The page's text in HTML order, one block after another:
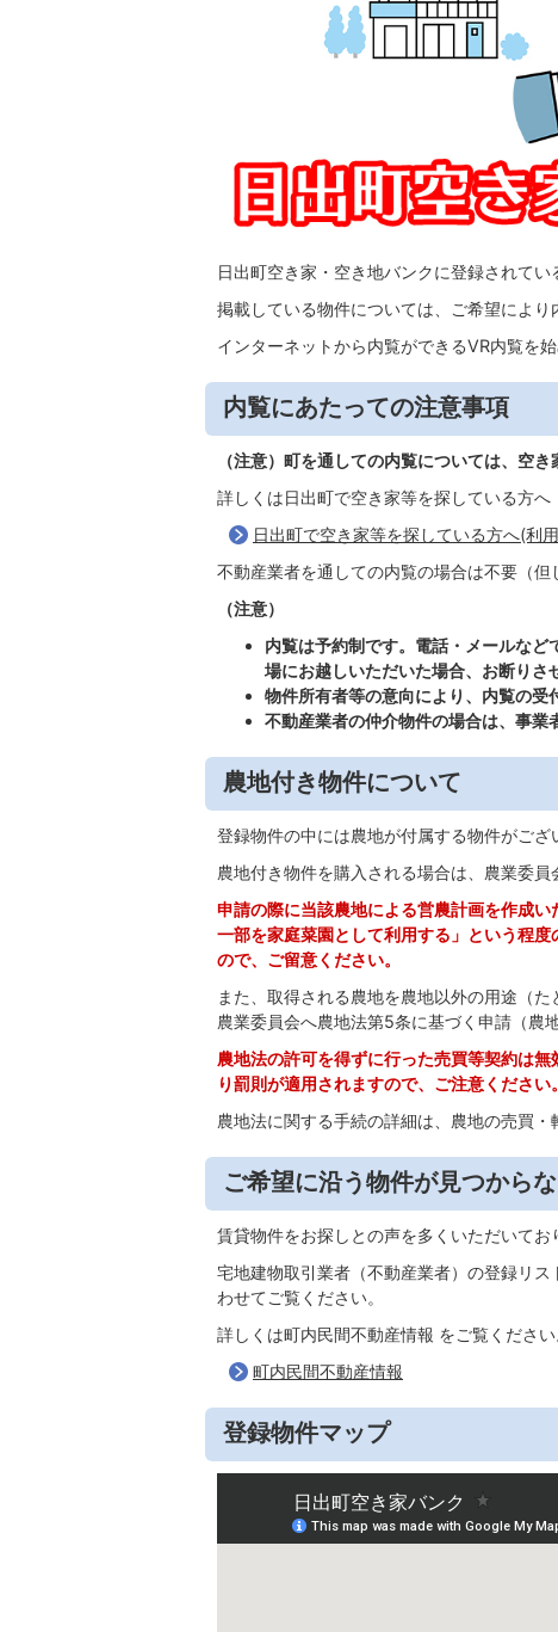
日出町空き家・空き地バンクに登録されてい
掲載している物件については、ご希望により
インターネットから内覧ができるVR内覧を
内覧にあたっての注意事項
（注意）町を通しての内覧については、 空き
詳しくは日出町で空き家等を探している方へ
日出町で空き家等を探している方へ(利
不動産業者を通しての内覧の場合は不要（但
（注意）
内覧は予約制です。電話・メールな
場にお越しいただいた場合、お断りさ
物件所有者等の意向により、内覧の
不動産業者の仲介物件の場合は、事業
農地付き物件について
登録物件の中には農地が付属する物件がござ
農地付き物件を購入される場合は、農業委
申請の際に当該農地による営農計画を作成
一部を家庭菜園として利用する」という程
ので、ご留意ください。
また、取得される農地を農地以外の用途（
農業委員会へ農地法第5条に基づく申請（農
農地法の許可を得ずに行った売買等契約は
り罰則が適用されますので、ご注意ください。
農地法に関する手続の詳細は、農地の売買・
ご希望に沿う物件が見つから
賃貸物件をお探しとの声を多くいただいてお
宅地建物取引業者（不動産業者）の登録リ
わせてご覧ください。
詳しくは町内民間不動産情報 をご覧ください
町内民間不動産情報
登録物件マップ